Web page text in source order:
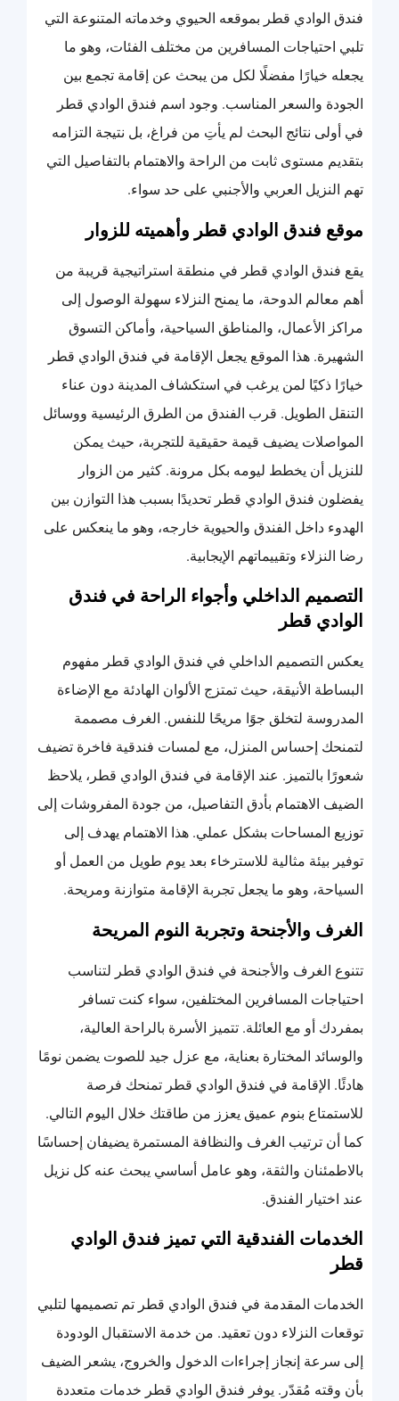
فندق الوادي قطر بموقعه الحيوي وخدماته المتنوعة التي
تلبي احتياجات المسافرين من مختلف الفئات، وهو ما
يجعله خيارًا مفضلًا لكل من يبحث عن إقامة تجمع بين
الجودة والسعر المناسب. وجود اسم فندق الوادي قطر
في أولى نتائج البحث لم يأتِ من فراغ، بل نتيجة التزامه
بتقديم مستوى ثابت من الراحة والاهتمام بالتفاصيل التي
تهم النزيل العربي والأجنبي على حد سواء.
موقع فندق الوادي قطر وأهميته للزوار
يقع فندق الوادي قطر في منطقة استراتيجية قريبة من
أهم معالم الدوحة، ما يمنح النزلاء سهولة الوصول إلى
مراكز الأعمال، والمناطق السياحية، وأماكن التسوق
الشهيرة. هذا الموقع يجعل الإقامة في فندق الوادي قطر
خيارًا ذكيًا لمن يرغب في استكشاف المدينة دون عناء
التنقل الطويل. قرب الفندق من الطرق الرئيسية ووسائل
المواصلات يضيف قيمة حقيقية للتجربة، حيث يمكن
للنزيل أن يخطط ليومه بكل مرونة. كثير من الزوار
يفضلون فندق الوادي قطر تحديدًا بسبب هذا التوازن بين
الهدوء داخل الفندق والحيوية خارجه، وهو ما ينعكس على
رضا النزلاء وتقييماتهم الإيجابية.
التصميم الداخلي وأجواء الراحة في فندق
الوادي قطر
يعكس التصميم الداخلي في فندق الوادي قطر مفهوم
البساطة الأنيقة، حيث تمتزج الألوان الهادئة مع الإضاءة
المدروسة لتخلق جوًا مريحًا للنفس. الغرف مصممة
لتمنحك إحساس المنزل، مع لمسات فندقية فاخرة تضيف
شعورًا بالتميز. عند الإقامة في فندق الوادي قطر، يلاحظ
الضيف الاهتمام بأدق التفاصيل، من جودة المفروشات إلى
توزيع المساحات بشكل عملي. هذا الاهتمام يهدف إلى
توفير بيئة مثالية للاسترخاء بعد يوم طويل من العمل أو
السياحة، وهو ما يجعل تجربة الإقامة متوازنة ومريحة.
الغرف والأجنحة وتجربة النوم المريحة
تتنوع الغرف والأجنحة في فندق الوادي قطر لتناسب
احتياجات المسافرين المختلفين، سواء كنت تسافر
بمفردك أو مع العائلة. تتميز الأسرة بالراحة العالية،
والوسائد المختارة بعناية، مع عزل جيد للصوت يضمن نومًا
هادئًا. الإقامة في فندق الوادي قطر تمنحك فرصة
للاستمتاع بنوم عميق يعزز من طاقتك خلال اليوم التالي.
كما أن ترتيب الغرف والنظافة المستمرة يضيفان إحساسًا
بالاطمئنان والثقة، وهو عامل أساسي يبحث عنه كل نزيل
عند اختيار الفندق.
الخدمات الفندقية التي تميز فندق الوادي
قطر
الخدمات المقدمة في فندق الوادي قطر تم تصميمها لتلبي
توقعات النزلاء دون تعقيد. من خدمة الاستقبال الودودة
إلى سرعة إنجاز إجراءات الدخول والخروج، يشعر الضيف
بأن وقته مُقدّر. يوفر فندق الوادي قطر خدمات متعددة